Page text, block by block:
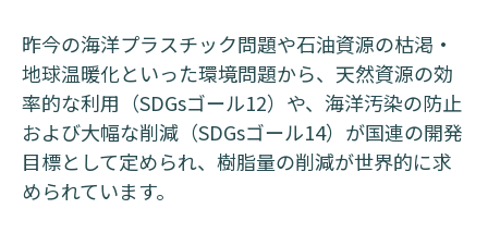
昨今の海洋プラスチック問題や石油資源の枯渇・
地球温暖化といった環境問題から、天然資源の効
率的な利用（SDGsゴール12）や、海洋汚染の防止
および大幅な削減（SDGsゴール14）が国連の開発
目標として定められ、樹脂量の削減が世界的に求
められています。